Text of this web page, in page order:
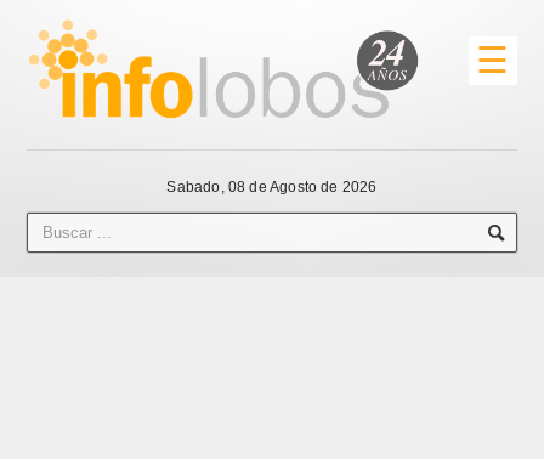
☰
Sabado, 08 de Agosto de 2026